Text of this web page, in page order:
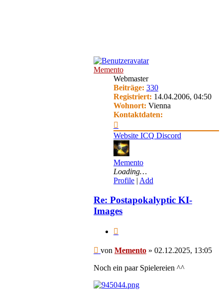
Memento
Webmaster
Beiträge: 330
Registriert: 14.04.2006, 04:50
Wohnort: Vienna
Kontaktdaten:
von
Memento
Website ICQ Discord
Memento
Loading…
Profile | Add
Re: Postapokalyptic KI-
Images
Beitrag
von Memento » 02.12.2025, 13:05
Noch ein paar Spielereien ^^